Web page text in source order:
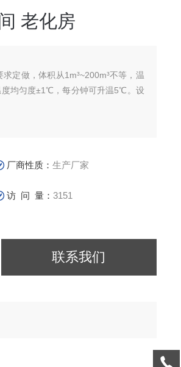
老化房
定做，体积从1m³~200m³不等，温
度均匀度±1℃，每分钟可升温5℃。设
厂商性质：生产厂家
访 问 量：3151
联系我们